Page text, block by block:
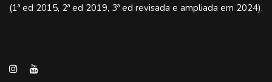
(1ª ed 2015, 2ª ed 2019, 3ª ed revisada e ampliada em 2024).